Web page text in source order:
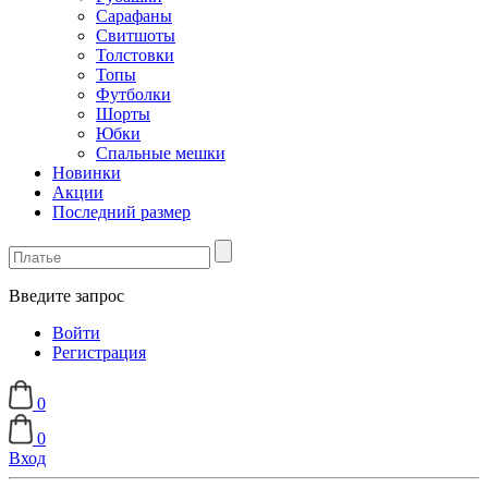
Сарафаны
Свитшоты
Толстовки
Топы
Футболки
Шорты
Юбки
Спальные мешки
Новинки
Акции
Последний размер
Введите запрос
Войти
Регистрация
0
0
Вход